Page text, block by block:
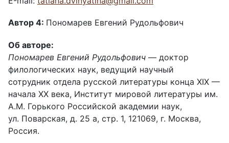
Автор 4: Пономарев Евгений Рудольфович
Об авторе:
Пономарев Евгений Рудольфович — доктор
филологических наук, ведущий научный
сотрудник отдела русской литературы конца XIX —
начала XX века, Институт мировой литературы им.
А.М. Горького Российской академии наук,
ул. Поварская, д. 25 а, стр. 1, 121069, г. Москва,
Россия.